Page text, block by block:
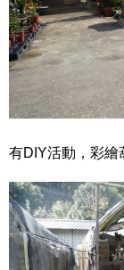
有DIY活動，彩繪